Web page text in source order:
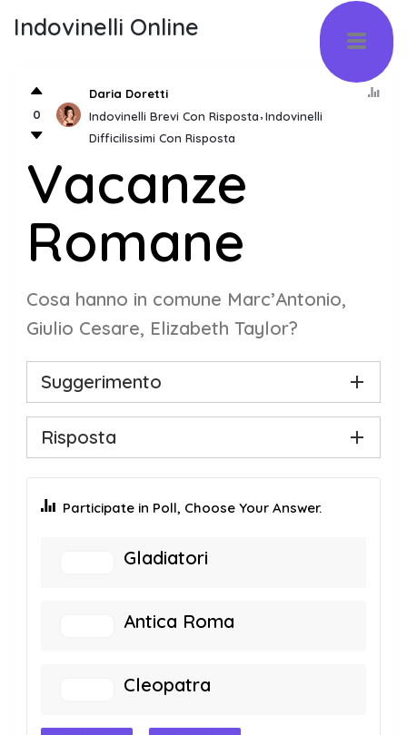
Indovinelli Online
0
Daria Doretti
Indovinelli Brevi Con Risposta Indovinelli
Difficilissimi Con Risposta
Vacanze
Romane
Cosa hanno in comune Marc’Antonio,
Giulio Cesare, Elizabeth Taylor?
Suggerimento
Risposta
Participate in Poll, Choose Your Answer.
Gladiatori
Antica Roma
Cleopatra